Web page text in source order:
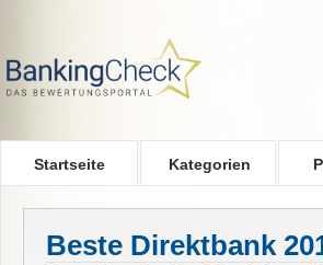
Startseite Kategorien
Beste Direktbank